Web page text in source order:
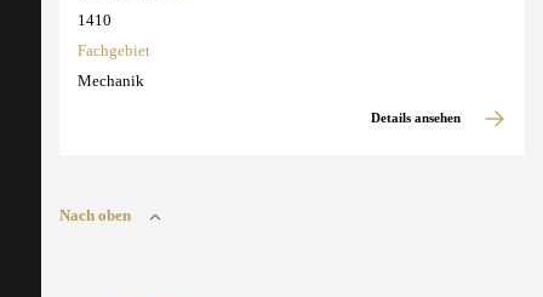
1410
Fachgebiet
Mechanik
Details ansehen
Nach oben